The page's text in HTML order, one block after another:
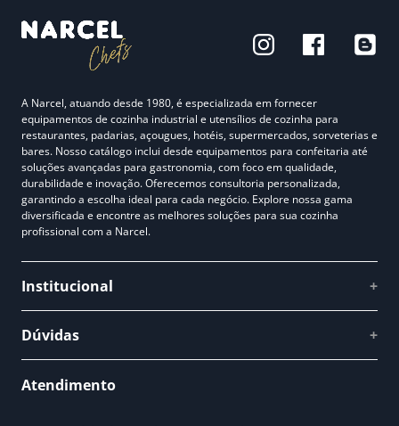
A Narcel, atuando desde 1980, é especializada em fornecer
equipamentos de cozinha industrial e utensílios de cozinha para
restaurantes, padarias, açougues, hotéis, supermercados, sorveterias e
bares. Nosso catálogo inclui desde equipamentos para confeitaria até
soluções avançadas para gastronomia, com foco em qualidade,
durabilidade e inovação. Oferecemos consultoria personalizada,
garantindo a escolha ideal para cada negócio. Explore nossa gama
diversificada e encontre as melhores soluções para sua cozinha
profissional com a Narcel.
Institucional +
Fale conosco
Dúvidas +
Atendimento